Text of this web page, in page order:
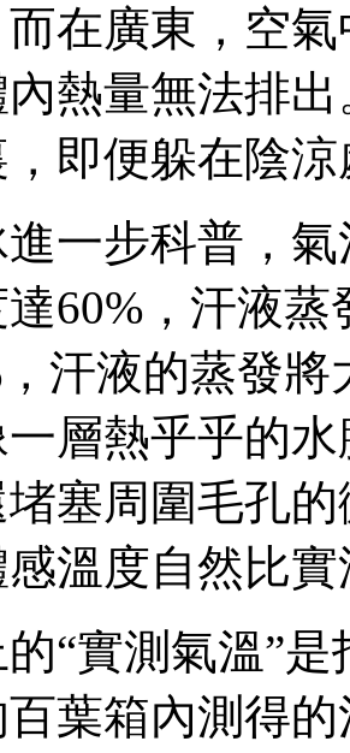
在廣東，空
熱量無法排
即便躲在陰
進一步科普，
60%，汗液
汗液的蒸發
層熱乎乎的
塞周圍毛孔
溫度自然比
“實測氣溫”
百葉箱內測得